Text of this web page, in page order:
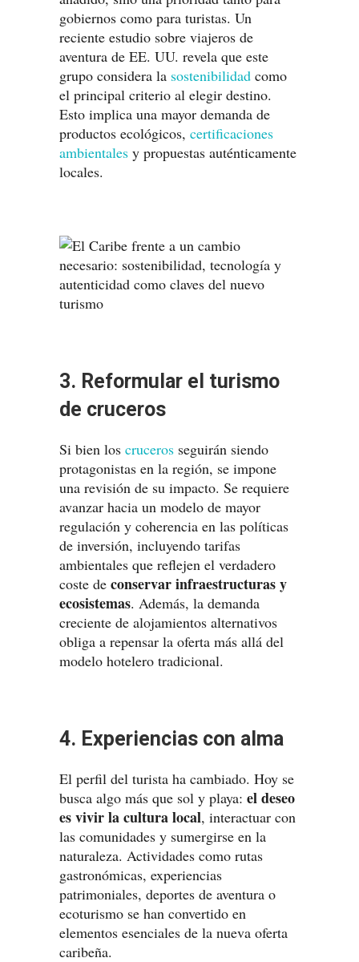
gobiernos como para turistas. Un
reciente estudio sobre viajeros de
aventura de EE. UU. revela que este
grupo considera la sostenibilidad como
el principal criterio al elegir destino.
Esto implica una mayor demanda de
productos ecológicos, certificaciones
ambientales y propuestas auténticamente
locales.
3. Reformular el turismo
de cruceros
Si bien los cruceros seguirán siendo
protagonistas en la región, se impone
una revisión de su impacto. Se requiere
avanzar hacia un modelo de mayor
regulación y coherencia en las políticas
de inversión, incluyendo tarifas
ambientales que reflejen el verdadero
coste de conservar infraestructuras y
ecosistemas. Además, la demanda
creciente de alojamientos alternativos
obliga a repensar la oferta más allá del
modelo hotelero tradicional.
4. Experiencias con alma
El perfil del turista ha cambiado. Hoy se
busca algo más que sol y playa: el deseo
es vivir la cultura local, interactuar con
las comunidades y sumergirse en la
naturaleza. Actividades como rutas
gastronómicas, experiencias
patrimoniales, deportes de aventura o
ecoturismo se han convertido en
elementos esenciales de la nueva oferta
caribeña.